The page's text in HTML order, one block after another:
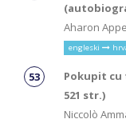
Aharon
engleski
Pokupit cu
521 str.)
Niccolò